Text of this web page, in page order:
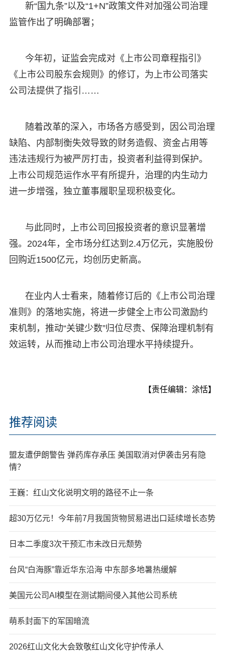
新“国九条”以及“1+N”政策文件对加强公司治理
监管作出了明确部署；
今年初，证监会完成对《上市公司章程指引》
《上市公司股东会规则》的修订，为上市公司落实
公司法提供了指引……
随着改革的深入，市场各方感受到，因公司治理
缺陷、内部制衡失效导致的财务造假、资金占用等
违法违规行为被严厉打击，投资者利益得到保护。
上市公司规范运作水平有所提升，治理的内生动力
进一步增强，独立董事履职呈现积极变化。
与此同时，上市公司回报投资者的意识显著增
强。2024年，全市场分红达到2.4万亿元，实施股份
回购近1500亿元，均创历史新高。
在业内人士看来，随着修订后的《上市公司治理
准则》的落地实施，将进一步健全上市公司激励约
束机制，推动“关键少数”归位尽责、保障治理机制有
效运转，从而推动上市公司治理水平持续提升。
【责任编辑：涂恬】
推荐阅读
盟友遭伊朗警告 弹药库存承压 美国取消对伊袭击另有隐
情？
王巍：红山文化说明文明的路径不止一条
超30万亿元！今年前7月我国货物贸易进出口延续增长态势
日本二季度3次干预汇市未改日元颓势
台风“白海豚”靠近华东沿海 中东部多地暑热缓解
美国元公司AI模型在测试期间侵入其他公司系统
萌系封面下的军国暗流
2026红山文化大会致敬红山文化守护传承人